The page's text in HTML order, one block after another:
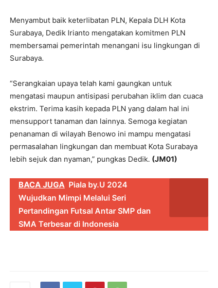
Menyambut baik keterlibatan PLN, Kepala DLH Kota
Surabaya, Dedik Irianto mengatakan komitmen PLN
membersamai pemerintah menangani isu lingkungan di
Surabaya.
“Serangkaian upaya telah kami gaungkan untuk
mengatasi maupun antisipasi perubahan iklim dan cuaca
ekstrim. Terima kasih kepada PLN yang dalam hal ini
mensupport tanaman dan lainnya. Semoga kegiatan
penanaman di wilayah Benowo ini mampu mengatasi
permasalahan lingkungan dan membuat Kota Surabaya
lebih sejuk dan nyaman,” pungkas Dedik. (JM01)
BACA JUGA Piala by.U 2024
Wujudkan Mimpi Melalui Seri
Pertandingan Futsal Antar SMP dan
SMA Terbesar di Indonesia